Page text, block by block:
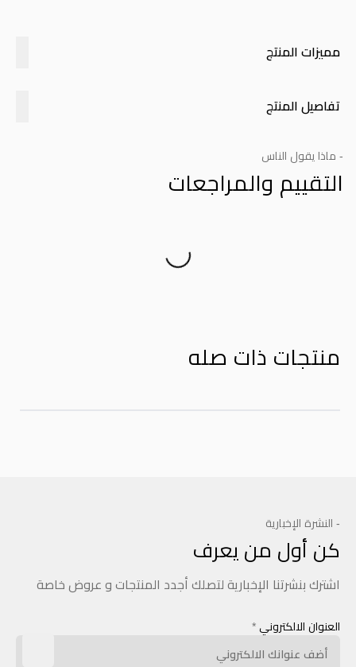
مميزات المنتج
تفاصيل المنتج
- ماذا يقول الناس
التقييم والمراجعات
منتجات ذات صله
- النشرة الإخبارية
كن أول من يعرف
اشترك بنشرتنا الإخبارية لتصلك أجدد المنتجات و عروض خاصة
العنوان الالكتروني *